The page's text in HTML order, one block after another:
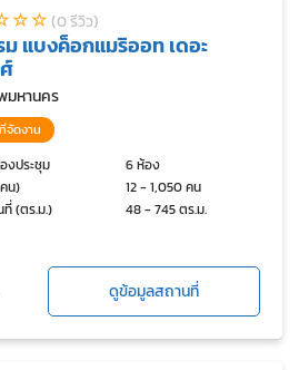
(0 รีวิว)
ม แบงค็อกแมริออท เดอะ
มหานคร
จัดงาน
งประชุม
6 ห้อง
น)
12 - 1,050 คน
(ตร.ม.)
48 - 745 ตร.ม.
ดูข้อมูลสถานที่